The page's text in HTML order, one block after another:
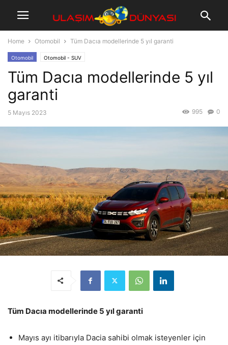
Home Otomobil Tüm Dacıa modellerinde 5 yıl garanti
Otomobil Otomobil - SUV
Tüm Dacıa modellerinde 5 yıl
garanti
5 Mayıs 2023 0
995
Tüm Dacıa modellerinde 5 yıl garanti
Mayıs ayı itibarıyla Dacia sahibi olmak isteyenler için